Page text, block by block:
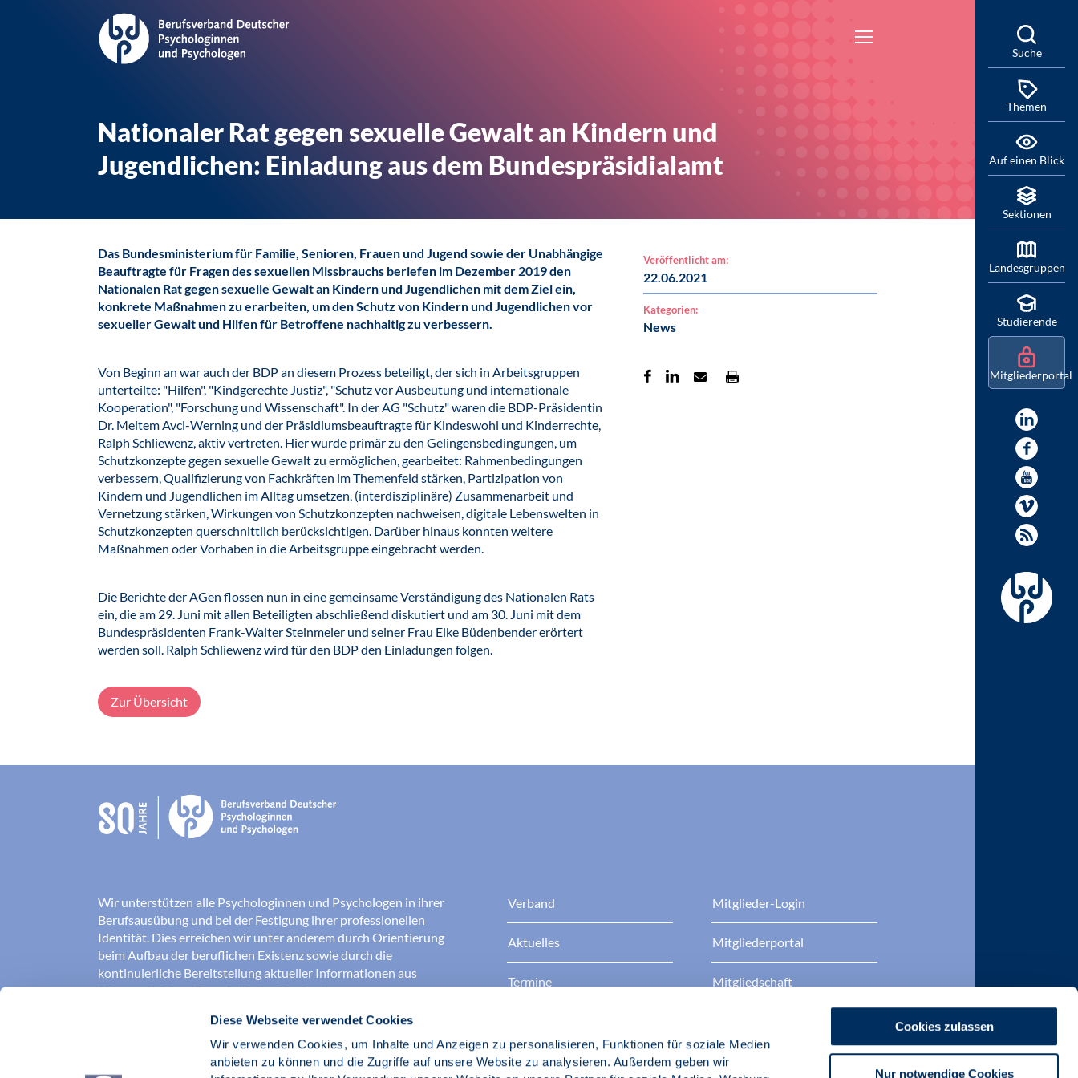
Diese Webseite verwendet Cookies
Wir verwenden Cookies, um Inhalte und Anzeigen zu personalisieren, Funktionen für soziale Medien
anbieten zu können und die Zugriffe auf unsere Website zu analysieren. Außerdem geben wir
Cookies zulassen
Nur notwendige Cookies
Nationaler Rat gegen sexuelle Gewalt an Kindern und
Jugendlichen: Einladung aus dem Bundespräsidialamt
Das Bundesministerium für Familie, Senioren, Frauen und Jugend sowie der Unabhängige
Beauftragte für Fragen des sexuellen Missbrauchs beriefen im Dezember 2019 den
Nationalen Rat gegen sexuelle Gewalt an Kindern und Jugendlichen mit dem Ziel ein,
konkrete Maßnahmen zu erarbeiten, um den Schutz von Kindern und Jugendlichen vor
sexueller Gewalt und Hilfen für Betroffene nachhaltig zu verbessern.
Von Beginn an war auch der BDP an diesem Prozess beteiligt, der sich in Arbeitsgruppen
unterteilte: "Hilfen", "Kindgerechte Justiz", "Schutz vor Ausbeutung und internationale
Kooperation", "Forschung und Wissenschaft". In der AG "Schutz" waren die BDP-Präsidentin
Dr. Meltem Avci-Werning und der Präsidiumsbeauftragte für Kindeswohl und Kinderrechte,
Ralph Schliewenz, aktiv vertreten. Hier wurde primär zu den Gelingensbedingungen, um
Schutzkonzepte gegen sexuelle Gewalt zu ermöglichen, gearbeitet: Rahmenbedingungen
verbessern, Qualifizierung von Fachkräften im Themenfeld stärken, Partizipation von
Kindern und Jugendlichen im Alltag umsetzen, (interdisziplinäre) Zusammenarbeit und
Vernetzung stärken, Wirkungen von Schutzkonzepten nachweisen, digitale Lebenswelten in
Schutzkonzepten querschnittlich berücksichtigen. Darüber hinaus konnten weitere
Maßnahmen oder Vorhaben in die Arbeitsgruppe eingebracht werden.
Die Berichte der AGen flossen nun in eine gemeinsame Verständigung des Nationalen Rats
ein, die am 29. Juni mit allen Beteiligten abschließend diskutiert und am 30. Juni mit dem
Bundespräsidenten Frank-Walter Steinmeier und seiner Frau Elke Büdenbender erörtert
werden soll. Ralph Schliewenz wird für den BDP den Einladungen folgen.
Veröffentlicht am:
22.06.2021
Kategorien:
News
Zur Übersicht
Wir unterstützen alle Psychologinnen und Psychologen in ihrer
Berufsausübung und bei der Festigung ihrer professionellen
Identität. Dies erreichen wir unter anderem durch Orientierung
beim Aufbau der beruflichen Existenz sowie durch die
kontinuierliche Bereitstellung aktueller Informationen aus
Wissenschaft und Praxis für den Berufsalltag.
Wir erschließen und sichern Berufsfelder und sorgen dafür, dass
Erkenntnisse der Psychologie kompetent und verantwortungsvoll
umgesetzt werden. Darüber hinaus stärken wir das Ansehen aller
Verband
Aktuelles
Termine
Berufsethik
Mitglieder-Login
Mitgliederportal
Mitgliedschaft
BDP Zertifizierungen
Suche
Themen
Auf einen Blick
Sektionen
Landesgruppen
Studierende
Mitgliederportal